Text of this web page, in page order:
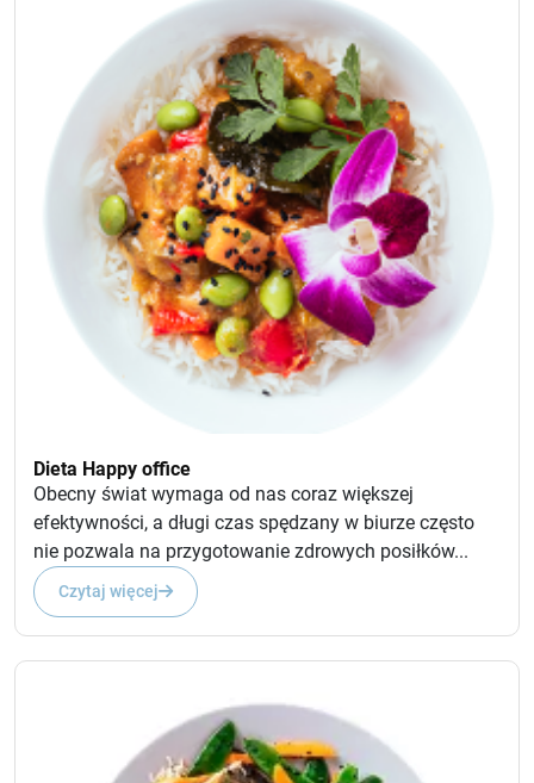
Dieta Happy office
Obecny świat wymaga od nas coraz większej
efektywności, a długi czas spędzany w biurze często
nie pozwala na przygotowanie zdrowych posiłków...
Czytaj więcej